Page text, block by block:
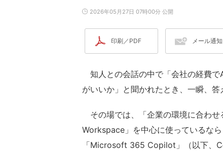
2026年05月27日 07時00分 公開
印刷／PDF メール通知
知人との会話の中で「会社の経費で
がいいか」と聞かれたとき、一瞬、答
その場では、「企業の環境に合わ
Workspace」を中心に使っているな
「Microsoft 365 Copilot」（以下、